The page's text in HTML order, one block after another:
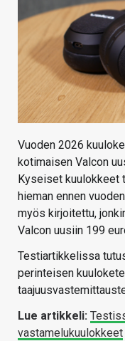
HAKU
Vuoden 2026
kotimaisen Valcon
Kyseiset kuulokkeet
hieman ennen
myös kirjoitettu,
Valcon uusiin 199
Testiartikkelissa
perinteisen
Lue artikkeli:
vastamelukuulokkeet